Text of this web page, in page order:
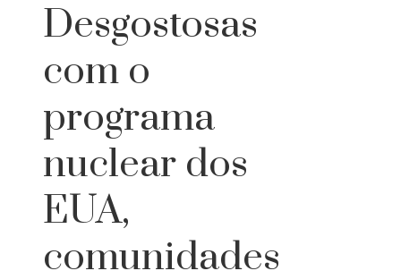
Desgostosas
com o
programa
nuclear dos
EUA,
comunidades